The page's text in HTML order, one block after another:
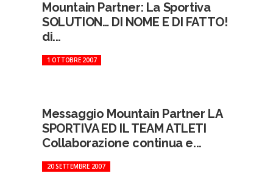
Mountain Partner: La Sportiva
SOLUTION… DI NOME E DI FATTO!
di...
1 OTTOBRE 2007
Messaggio Mountain Partner LA
SPORTIVA ED IL TEAM ATLETI
Collaborazione continua e...
20 SETTEMBRE 2007